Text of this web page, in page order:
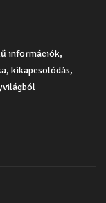
információk,
kikapcsolódás,